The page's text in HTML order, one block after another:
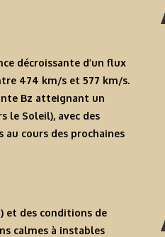
décroissante d’un flux
474 km/s et 577 km/s.
Bz atteignant un
le Soleil), avec des
cours des prochaines
et des conditions de
calmes à instables